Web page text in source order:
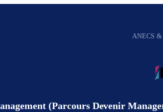
ANECS &
(Parcours Devenir